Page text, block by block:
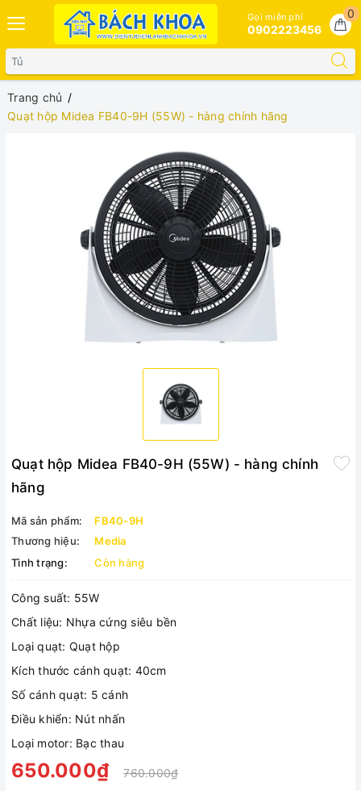
0
Gọi miễn phí
0902223456
Trang chủ
Quạt hộp Midea FB40-9H (55W) - hàng chính hãng
Quạt hộp Midea FB40-9H (55W) - hàng chính
hãng
Mã sản phẩm:
FB40-9H
Thương hiệu:
Media
Tình trạng:
Còn hàng
Công suất: 55W
Chất liệu: Nhựa cứng siêu bền
Loại quạt: Quạt hộp
Kích thước cánh quạt: 40cm
Số cánh quạt: 5 cánh
Điều khiển: Nút nhấn
Loại motor: Bạc thau
650.000₫
760.000₫